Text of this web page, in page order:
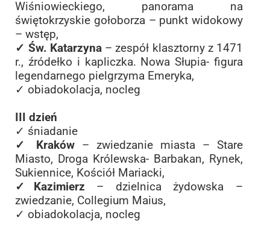
Wiśniowieckiego, panorama na
świętokrzyskie gołoborza – punkt widokowy
– wstęp,
✓ Św. Katarzyna– zespół klasztorny z 1471
r., źródełko i kapliczka. Nowa Słupia- figura
legendarnego pielgrzyma Emeryka,
✓ obiadokolacja, nocleg
III dzień
✓ śniadanie
✓ Kraków – zwiedzanie miasta – Stare
Miasto, Droga Królewska- Barbakan, Rynek,
Sukiennice, Kościół Mariacki,
✓Kazimierz – dzielnica żydowska –
zwiedzanie, Collegium Maius,
✓ obiadokolacja, nocleg